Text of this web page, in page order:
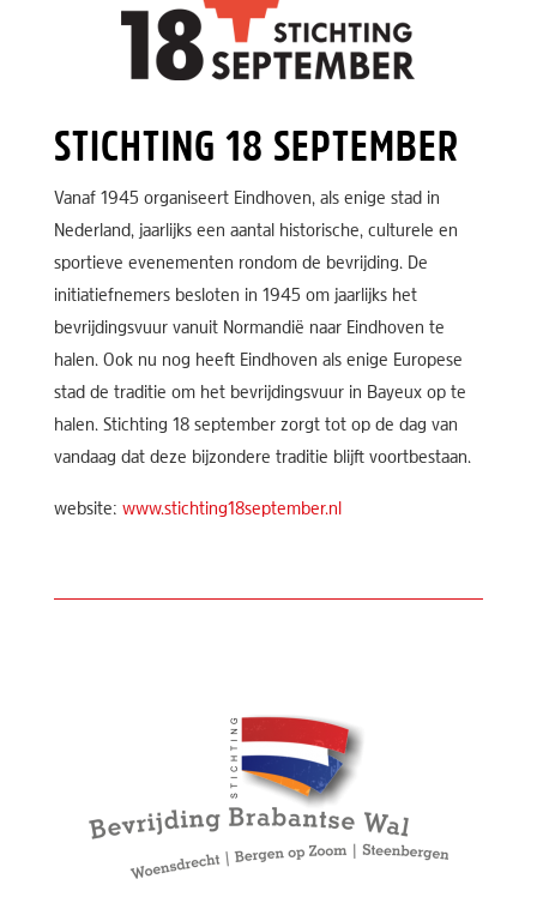
STICHTING 18 SEPTEMBER
Vanaf 1945 organiseert Eindhoven, als enige stad in
Nederland, jaarlijks een aantal historische, culturele en
sportieve evenementen rondom de bevrijding. De
initiatiefnemers besloten in 1945 om jaarlijks het
bevrijdingsvuur vanuit Normandië naar Eindhoven te
halen. Ook nu nog heeft Eindhoven als enige Europese
stad de traditie om het bevrijdingsvuur in Bayeux op te
halen. Stichting 18 september zorgt tot op de dag van
vandaag dat deze bijzondere traditie blijft voortbestaan.
website: www.stichting18september.nl